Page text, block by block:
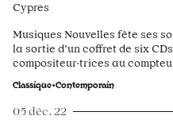
Cypres
Musiques Nouvelles fête ses
la sortie d’un coffret de six
compositeur·trices au
Classique•Contemporain
05 déc. 22